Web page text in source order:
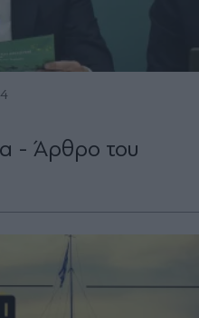
- Άρθρο του